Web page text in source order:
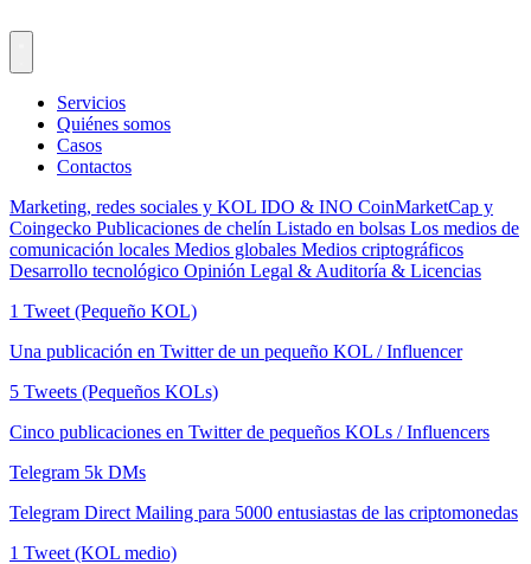
Servicios
Quiénes somos
Casos
Contactos
Marketing, redes sociales y KOL IDO & INO CoinMarketCap y
Coingecko Publicaciones de chelín Listado en bolsas Los medios de
comunicación locales Medios globales Medios criptográficos
Desarrollo tecnológico Opinión Legal & Auditoría & Licencias
1 Tweet (Pequeño KOL)
Una publicación en Twitter de un pequeño KOL / Influencer
5 Tweets (Pequeños KOLs)
Cinco publicaciones en Twitter de pequeños KOLs / Influencers
Telegram 5k DMs
Telegram Direct Mailing para 5000 entusiastas de las criptomonedas
1 Tweet (KOL medio)